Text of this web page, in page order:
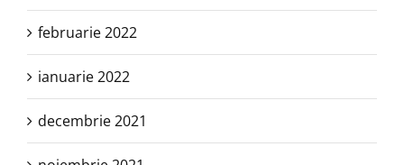
februarie 2022
ianuarie 2022
decembrie 2021